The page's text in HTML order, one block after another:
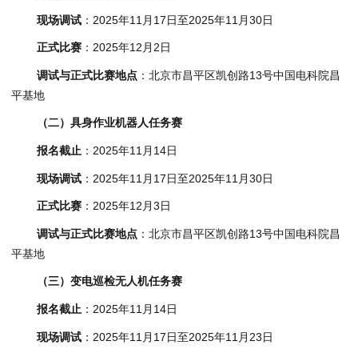
现场调试 ：2025年11月17日至2025年11月30日
正式比赛 ：2025年12月2日
调试与正式比赛地点 ：北京市昌平区凯创路13号中国电科院昌
平基地
（二）具身作业机器人任务赛
报名截止 ：2025年11月14日
现场调试 ：2025年11月17日至2025年11月30日
正式比赛 ：2025年12月3日
调试与正式比赛地点 ：北京市昌平区凯创路13号中国电科院昌
平基地
（三）变电巡检无人机任务赛
报名截止 ：2025年11月14日
现场调试 ：2025年11月17日至2025年11月23日